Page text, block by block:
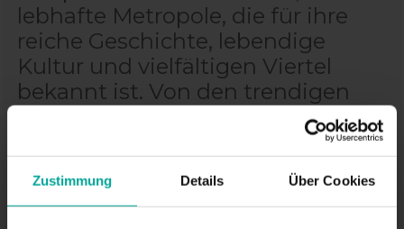
Zustimmung Details Über Cookies
lebhafte Metropole, die für ihre
reiche Geschichte, lebendige
Kultur und vielfältigen Viertel
bekannt ist. Von den trendigen
Straßen Kreuzbergs bis zum
historischen Zentrum von Mitte
bietet die Stadt eine Vielzahl von
Erlebnissen für Besucher. Mit